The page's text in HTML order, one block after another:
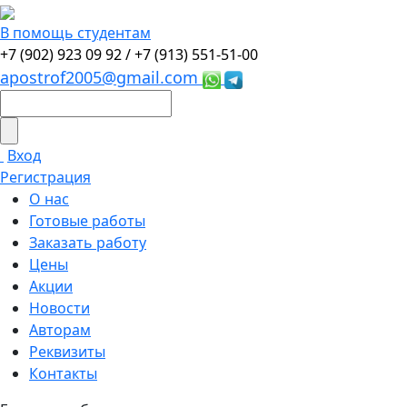
В помощь студентам
+7 (902) 923 09 92 /+7 (913) 551-51-00
apostrof2005@gmail.com
Вход
Регистрация
О нас
Готовые работы
Заказать работу
Цены
Акции
Новости
Авторам
Реквизиты
Контакты